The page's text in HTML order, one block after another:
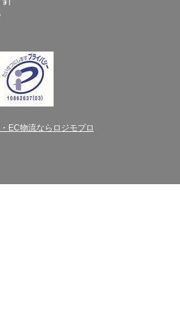
EC物流ならロジモプロ